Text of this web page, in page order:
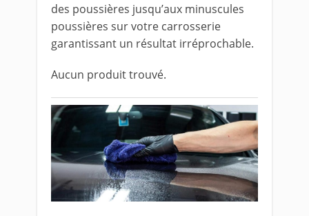
des poussières jusqu’aux minuscules
poussières sur votre carrosserie
garantissant un résultat irréprochable.
Aucun produit trouvé.